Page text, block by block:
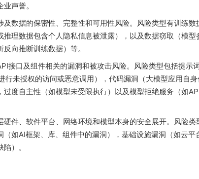
声誉。
数据的保密性、完整性和可用性风险。风险类型有训练数
理数据包含个人隐私信息被泄露），以及数据窃取（模型
向推断训练数据）等。
接口及组件相关的漏洞和被攻击风险。风险类型包括提示
未授权的访问或恶意调用），代码漏洞（大模型应用自
度自主性（如模型未受限执行）以及模型拒绝服务（如
件、软件平台、网络环境和模型本身的安全展开。风险类
如AI框架、库、组件中的漏洞），基础设施漏洞（如云平
）。